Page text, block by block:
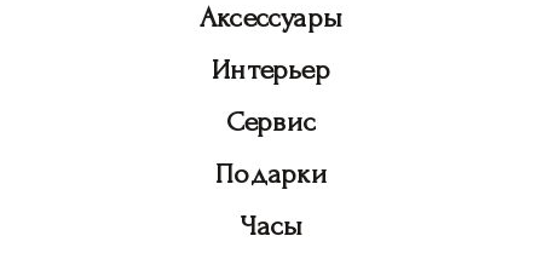
Аксессуары
Интерьер
Сервис
Подарки
Часы